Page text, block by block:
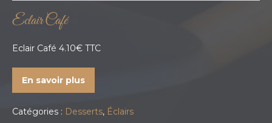
Eclair Café
Eclair Café 4.10€ TTC
En savoir plus
Catégories : Desserts, Éclairs